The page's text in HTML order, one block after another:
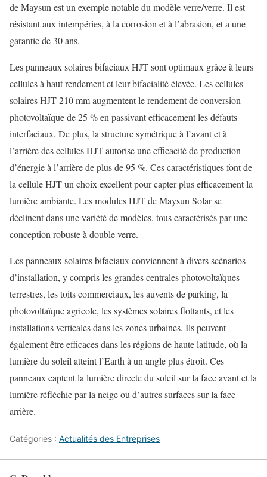
de Maysun est un exemple notable du modèle verre/verre. Il est
résistant aux intempéries, à la corrosion et à l’abrasion, et a une
garantie de 30 ans.
Les panneaux solaires bifaciaux HJT sont optimaux grâce à leurs
cellules à haut rendement et leur bifacialité élevée. Les cellules
solaires HJT 210 mm augmentent le rendement de conversion
photovoltaïque de 25 % en passivant efficacement les défauts
interfaciaux. De plus, la structure symétrique à l’avant et à
l’arrière des cellules HJT autorise une efficacité de production
d’énergie à l’arrière de plus de 95 %. Ces caractéristiques font de
la cellule HJT un choix excellent pour capter plus efficacement la
lumière ambiante. Les modules HJT de Maysun Solar se
déclinent dans une variété de modèles, tous caractérisés par une
conception robuste à double verre.
Les panneaux solaires bifaciaux conviennent à divers scénarios
d’installation, y compris les grandes centrales photovoltaïques
terrestres, les toits commerciaux, les auvents de parking, la
photovoltaïque agricole, les systèmes solaires flottants, et les
installations verticales dans les zones urbaines. Ils peuvent
également être efficaces dans les régions de haute latitude, où la
lumière du soleil atteint l’Earth à un angle plus étroit. Ces
panneaux captent la lumière directe du soleil sur la face avant et la
lumière réfléchie par la neige ou d’autres surfaces sur la face
arrière.
Catégories : Actualités des Entreprises